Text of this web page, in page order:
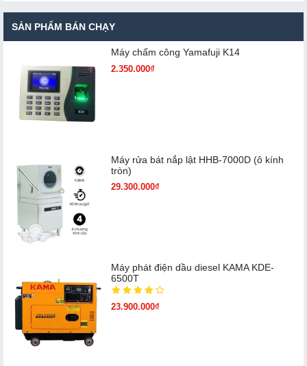
SẢN PHẨM BÁN CHẠY
Máy chấm cô​ng Yamafuji K14
2.350.000₫
Máy rửa bát nắp lật HHB-7000D (ô kính
tròn)
29.300.000₫
Máy phát điện dầu diesel KAMA KDE-
6500T
23.900.000₫